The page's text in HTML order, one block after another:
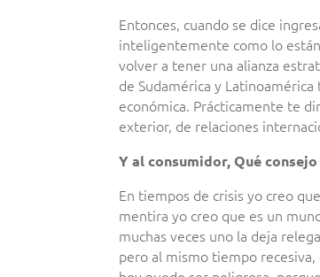
Entonces, cuando se dice
inteligentemente como lo
volver a tener una alianza
de Sudamérica y
económica. Prácticamente te
exterior, de relaciones
Y al consumidor, Qué
En tiempos de crisis yo creo
mentira yo creo que es un
muchas veces uno la deja
pero al mismo tiempo